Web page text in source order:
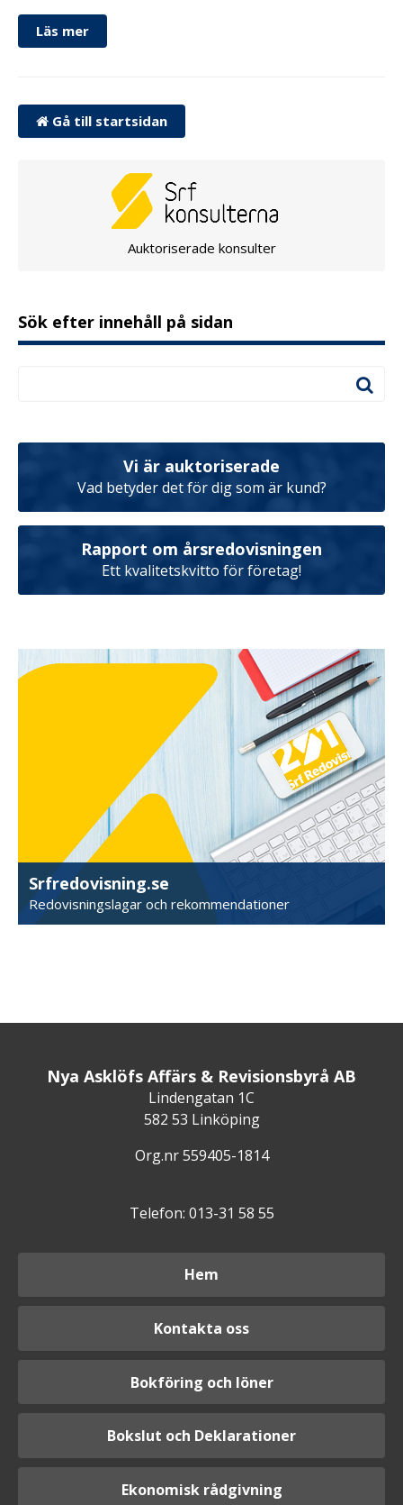
Läs mer
Gå till startsidan
Auktoriserade konsulter
Sök efter innehåll på sidan
Vi är auktoriserade
Vad betyder det för dig som är kund?
Rapport om årsredovisningen
Ett kvalitetskvitto för företag!
Srfredovisning.se
Redovisningslagar och rekommendationer
Nya Asklöfs Affärs & Revisionsbyrå AB
Lindengatan 1C
582 53 Linköping
Org.nr 559405-1814
Telefon: 013-31 58 55
Hem
Kontakta oss
Bokföring och löner
Bokslut och Deklarationer
Ekonomisk rådgivning